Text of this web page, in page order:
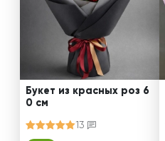
Букет из красных роз 6
0 см
13